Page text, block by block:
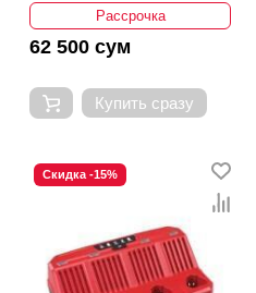
Рассрочка
62 500 сум
Купить сразу
Скидка -15%